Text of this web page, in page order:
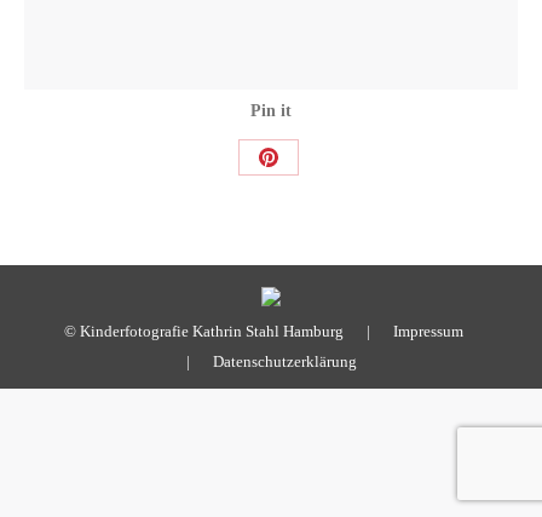
Pin it
Share
© Kinderfotografie Kathrin Stahl Hamburg | Impressum
| Datenschutzerklärung